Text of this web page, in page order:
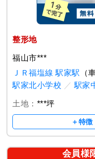
整形地
福山市***
ＪＲ福塩線 駅家駅
（
駅家北小学校 ／ 駅家
土地： ***坪
＋特
会員様